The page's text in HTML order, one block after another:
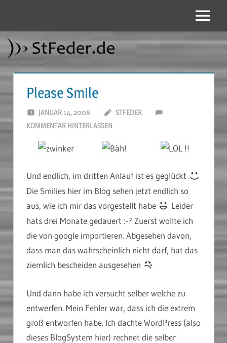
springen
Menü
Please Smile
JANUAR 14, 2008
STFEDER
KOMMENTAR HINTERLASSEN
Und endlich, im dritten Anlauf ist es geglückt
Die Smilies hier im Blog sehen jetzt endlich so
aus, wie ich mir das vorgestellt habe
Leider
hats drei Monate gedauert :-? Zuerst wollte ich
die von google importieren. Abgesehen davon,
dass man das wahrscheinlich nicht darf, hat das
ziemlich bescheiden ausgesehen
Und dann habe ich versucht selber welche zu
entwerfen. Mein Fehler war, dass ich die extrem
groß entworfen habe. Ich dachte WordPress (also
dieses BlogSystem hier) rechnet die selber